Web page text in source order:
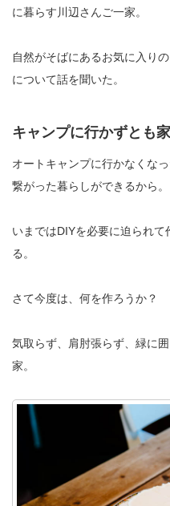
に暮らす川辺さんご一家。
自然がそばにあるお気に入り
について話を聞いた。
キャンプに行かずとも
オートキャンプに行かなくな
繋がった暮らしができるから。
いまではDIYを必要に迫られ
る。
さて今度は、何を作ろうか？
気取らず、肩肘張らず、緑に
家。